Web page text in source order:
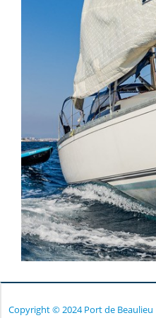
Copyright © 2024 Port de Beaulieu